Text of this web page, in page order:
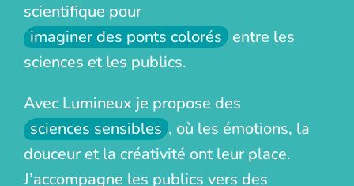
scientifique pour
imaginer des ponts colorés entre les
sciences et les publics.
Avec Lumineux je propose des
sciences sensibles , où les émotions, la
douceur et la créativité ont leur place.
J’accompagne les publics vers des